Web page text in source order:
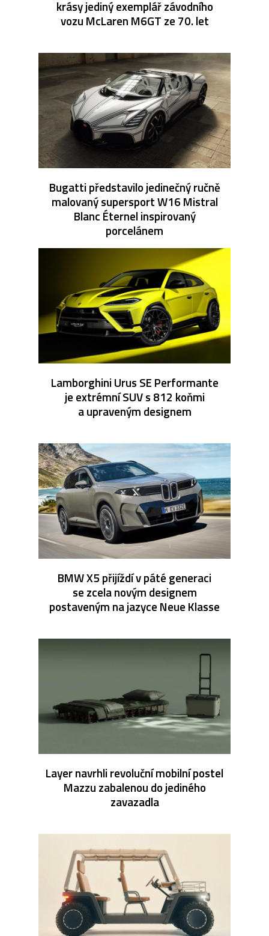
krásy jediný exemplář závodního
vozu McLaren M6GT ze 70. let
Bugatti představilo jedinečný ručně
malovaný supersport W16 Mistral
Blanc Éternel inspirovaný
porcelánem
Lamborghini Urus SE Performante
je extrémní SUV s 812 koňmi
a upraveným designem
BMW X5 přijíždí v páté generaci
se zcela novým designem
postaveným na jazyce Neue Klasse
Layer navrhli revoluční mobilní postel
Mazzu zabalenou do jediného
zavazadla